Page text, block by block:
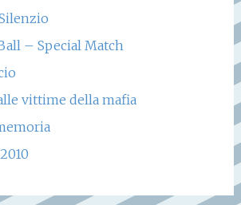
– Special Match
vittime della mafia